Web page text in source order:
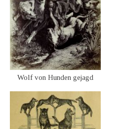
Wolf von Hunden gejagd